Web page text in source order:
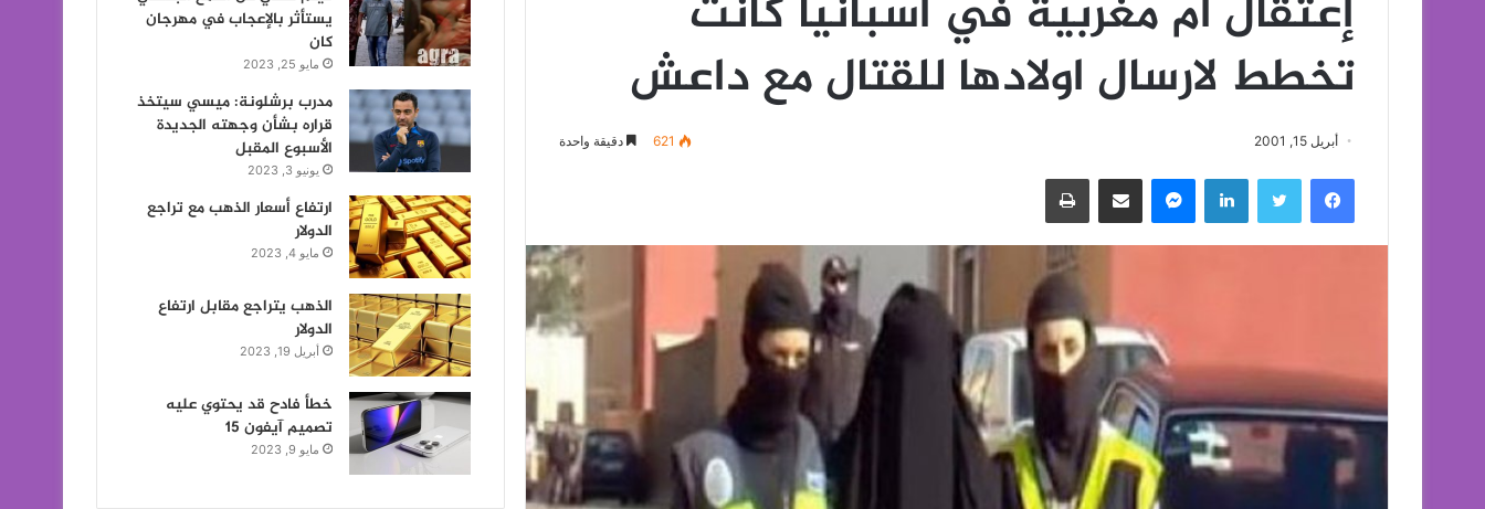
إعتقال أم مغربية في اسبانيا كانت
تخطط لارسال اولادها للقتال مع داعش
أبريل 15, 2001 621 دقيقة واحدة
فيسبوك تويتر لينكدإن ماسنجر مشاركة عبر البريد طباعة
يستأثر بالإعجاب في مهرجان
كان
مايو 25, 2023
مدرب برشلونة: ميسي سيتخذ
قراره بشأن وجهته الجديدة
الأسبوع المقبل
يونيو 3, 2023
ارتفاع أسعار الذهب مع تراجع
الدولار
مايو 4, 2023
الذهب يتراجع مقابل ارتفاع
الدولار
أبريل 19, 2023
خطأ فادح قد يحتوي عليه
تصميم آيفون 15
مايو 9, 2023